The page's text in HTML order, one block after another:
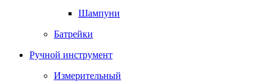
Шампуни
Батрейки
Ручной инструмент
Измерительный